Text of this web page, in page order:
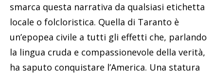
smarca questa narrativa da qualsiasi etichetta
locale o folcloristica. Quella di Taranto è
un’epopea civile a tutti gli effetti che, parlando
la lingua cruda e compassionevole della verità,
ha saputo conquistare l’America. Una statura